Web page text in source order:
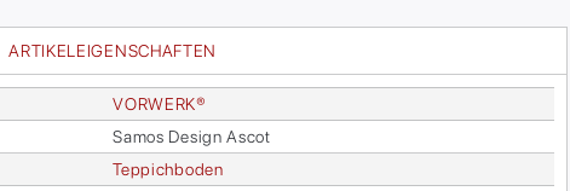
ARTIKELEIGENSCHAFTEN
VOR­WER­K®
Sa­mos De­sign As­cot
Tep­pich­bo­den